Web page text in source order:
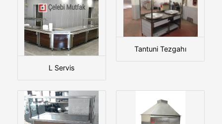
L Servis
Tantuni Tezgahı